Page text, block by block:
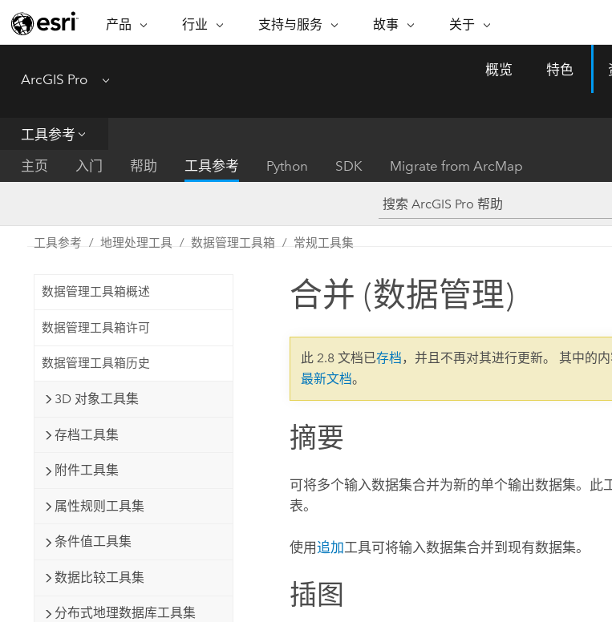
产品
ARCGIS
完整的 SaaS 制图平台
ArcGIS Enterprise
开发者技术
构建制图和空间分析应用程序
功能
将位置引入分析
集成、编辑和共享空间数据
Esri 产品
行业
行业
保护
能源公用事业
州和地方政府
电信
交通运输
专题倡议
基础设施管理
者了解基础设施工程与周围环境的关系。
探索基础设施管理
支持与服务
支持与服务 自助服务
文档
My Esri
故事
ESRI 故事
现实世界的全球 GIS 创新
客
行业新闻和
所有故事
关于
关于 ESRI
合作伙伴
招贤纳士
联系我们
ArcGIS Pro Menu
概览 特色
工具参考
主页
入门 帮助 工具参考 Python SDK Migrate from ArcMap
工具参考 地理处理工具 数据管理工具箱 常规工具集
数据管理工具箱概述
数据管理工具箱许可
数据管理工具箱历史
3D 对象工具集
存档工具集
附件工具集
属性规则工具集
条件值工具集
数据比较工具集
分布式地理数据库工具集
合并 (数据管理)
此 2.8 文档已存档，并且不再对其进行更新。 其中的
最新文档。
摘要
可将多个输入数据集合并为新的单个输出数据集。此
表。
使用追加工具可将输入数据集合并到现有数据集。
插图